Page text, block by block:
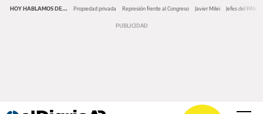
HOY HABLAMOS DE... Propiedad privada Represión frente al Congreso Javier Milei Jefes del PAMI